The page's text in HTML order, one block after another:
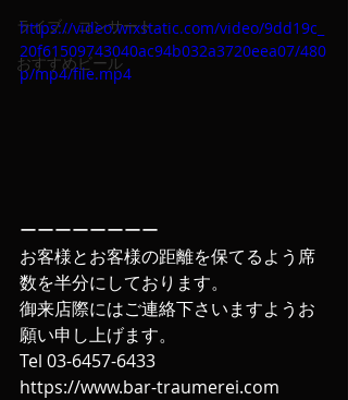
ライブ、コンサート
おすすめビール
https://video.wixstatic.com/video/9dd19c_
20f61509743040ac94b032a3720eea07/480
p/mp4/file.mp4
ーーーーーーーー
お客様とお客様の距離を保てるよう席
数を半分にしております。
御来店際にはご連絡下さいますようお
願い申し上げます‬。
‪Tel 03-6457-6433‬
https://www.bar-traumerei.com